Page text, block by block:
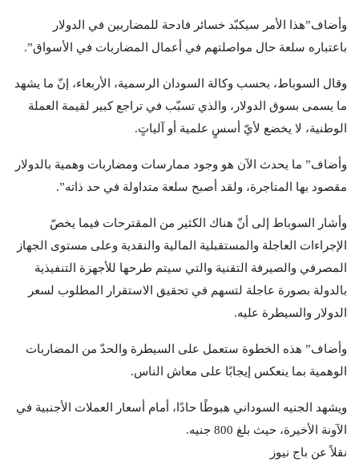
وأضاف”هذا الأمر سيكبّد خسائر فادحة للمضاربين في الدولار
باعتباره سلعة حال مواصلتهم في أعمال المضاربات في الأسواق”.
وقال السوباط، بحسب وكالة السودان الرسمية، الأربعاء، إنّ ما يشهد
ما يسمى بسوق الدولار، والذي تسبّب في تراجع كبير لقيمة العملة
الوطنية، لا يخضع لأيّ أسسٍ علمية أو آلياتٍ.
وأضاف” ما يحدث الآن هو وجود ممارسات ومضاربات وهمية بالدولار
مقصود بها المتاجرة، ولقد أصبح سلعة متداولة في حد ذاته”.
وأشار السوباط إلى أنّ هناك الكثير من المقترحات فيما يخصّ
الإجراءات العاجلة والمستقبلية المالية والنقدية وعلى مستوى الجهاز
المصرفي والصيرفة التقنية والتي سيتم طرحها للأجهزة التنفيذية
بالدولة بصورة عاجلة لتسهم في تحقيق الاستقرار المطلوب لسعر
الدولار والسيطرة عليه.
وأضاف” هذه الخطوة ستعمل على السيطرة والحدّ من المضاربات
الوهمية بما ينعكس إيجابًا على معاش الناس.
ويشهد الجنيه السوداني هبوطًا حادًا، أمام أسعار العملات الأجنبية في
الآونة الأخيرة، حيث بلغ 800 جنيه.
نقلاً عن باج نيوز